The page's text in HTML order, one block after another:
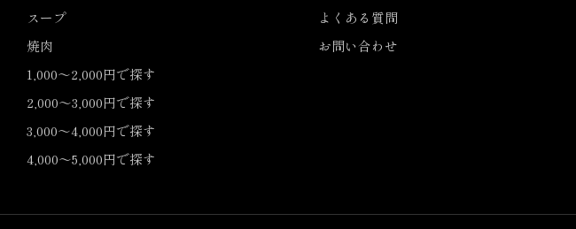
スープ
焼肉
1,000〜2,000円で探す
2,000〜3,000円で探す
3,000〜4,000円で探す
4,000〜5,000円で探す
よくある質問
お問い合わせ